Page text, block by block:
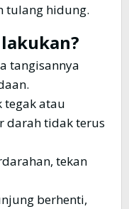
tulang hidung.
tangisannya
atau
darah tidak terus
tekan
berhenti,